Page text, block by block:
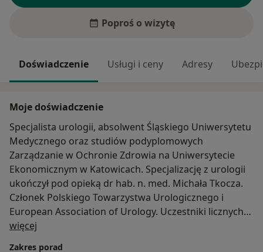
Poproś o wizytę
Doświadczenie Usługi i ceny Adresy
Moje doświadczenie
Specjalista urologii, absolwent Śląskiego Uniwersytetu
Medycznego oraz studiów podyplomowych
Zarządzanie w Ochronie Zdrowia na Uniwersytecie
Ekonomicznym w Katowicach. Specjalizację z urologii
ukończył pod opieką dr hab. n. med. Michała Tkocza.
Członek Polskiego Towarzystwa Urologicznego i
European Association of Urology. Uczestniki licznych
krajowych oraz zagranicznych kursów, szkoleń i staży.
więcej
Zakres porad